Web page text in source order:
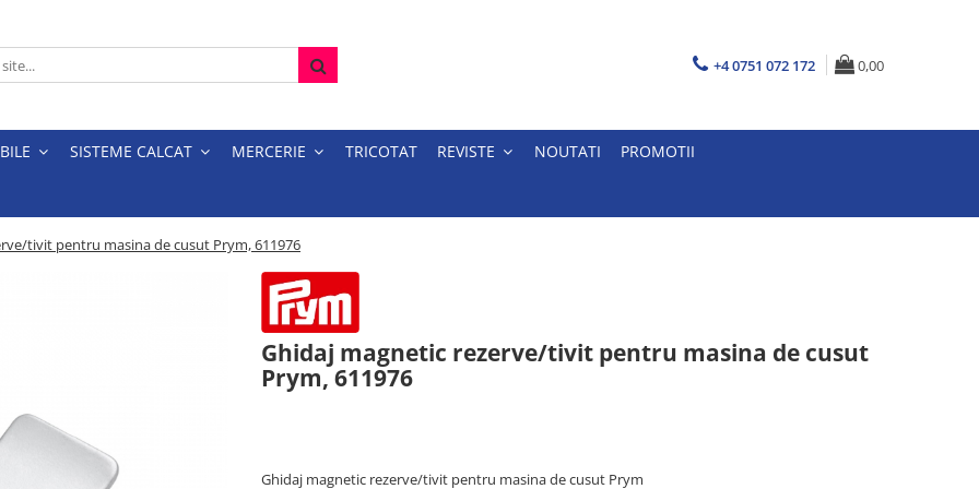
+4 0751 072 172 0,00
SISTEME CALCAT MERCERIE TRICOTAT REVISTE NOUTATI PROMOTII
tivit pentru masina de cusut Prym, 611976
Ghidaj magnetic rezerve/tivit pentru masina de cusut
Prym, 611976
Ghidaj magnetic rezerve/tivit pentru masina de cusut Prym